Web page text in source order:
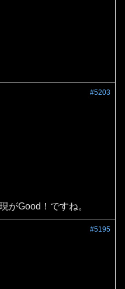
#5203
がGood！ですね。
#5195